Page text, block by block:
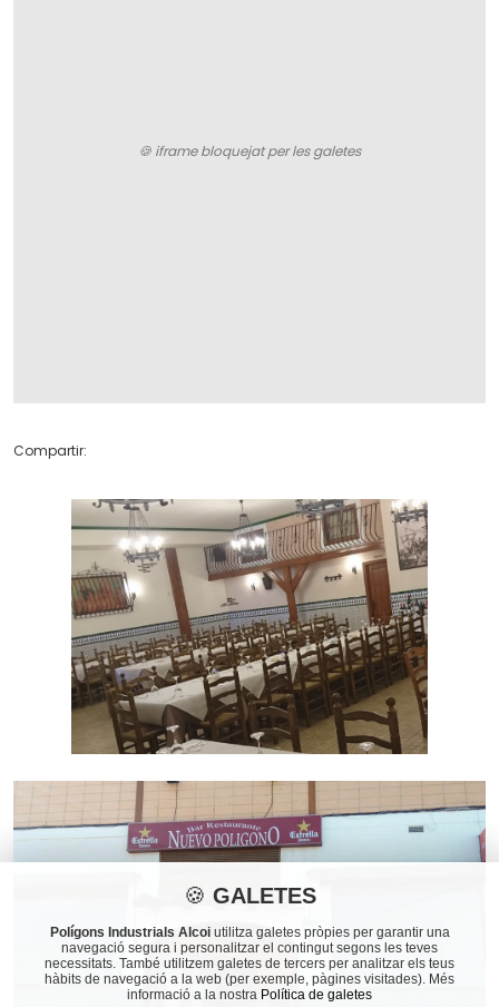
Compartir:
🍪 GALETES
Polígons Industrials Alcoiutilitza galetes pròpies per garantir una
navegació segura i personalitzar el contingut segons les teves
necessitats. També utilitzem galetes de tercers per analitzar els teus
hàbits de navegació a la web (per exemple, pàgines visitades). Més
informació a la nostra Política de galetes